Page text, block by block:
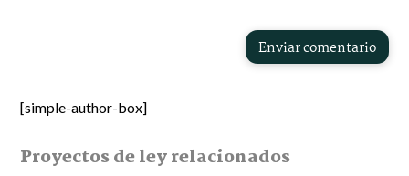
Enviar comentario
[simple-author-box]
Proyectos de ley relacionados